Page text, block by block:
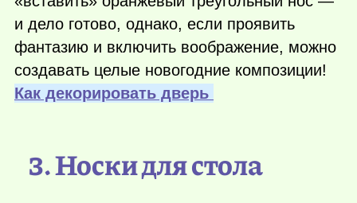
и дело готово, однако, если проявить
фантазию и включить воображение, можно
создавать целые новогодние композиции!
Как декорировать дверь
3. Носки для стола